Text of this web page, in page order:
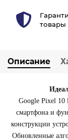
товары
Описание
Google Pixel 10
смартфона и
конструкции
Обновленные